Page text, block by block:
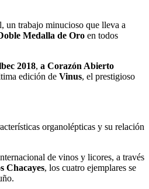
un trabajo minucioso que lleva a
Medalla de Oro en todos
2018, a Corazón Abierto
edición de Vinus, el prestigioso
organolépticas y su relación
de vinos y licores, a través
Chacayes, los cuatro ejemplares se